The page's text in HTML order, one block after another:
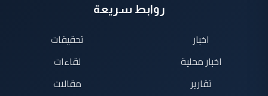
روابط سريعة
اخبار
اخبار محلية
تقارير
تحقيقات
لقاءات
مقالات